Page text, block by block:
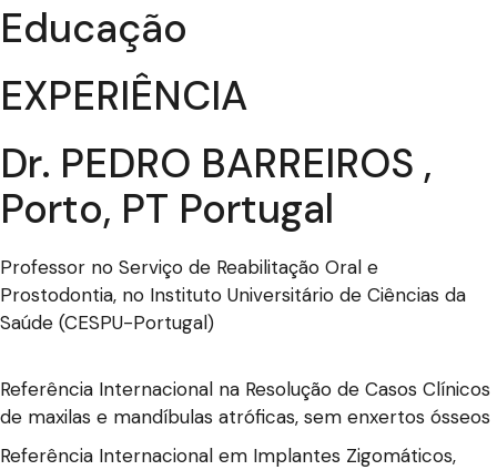
Educação
EXPERIÊNCIA
Dr. PEDRO BARREIROS ,
Porto, PT Portugal
Professor no Serviço de Reabilitação Oral e
Prostodontia, no Instituto Universitário de Ciências da
Saúde (CESPU-Portugal)
Referência Internacional na Resolução de Casos Clínicos
de maxilas e mandíbulas atróficas, sem enxertos ósseos
Referência Internacional em Implantes Zigomáticos,